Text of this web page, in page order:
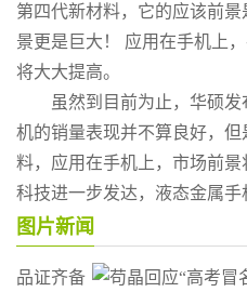
第四代新材料，它的应该前
景更是巨大！ 应用在手机上
将大大提高。
虽然到目前为止，华硕发
机的销量表现并不算良好，
料，应用在手机上，市场前景
科技进一步发达，液态金属手
图片新闻